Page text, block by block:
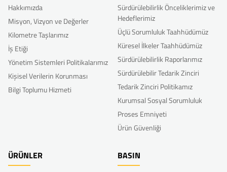
Hakkımızda
Misyon, Vizyon ve Değerler
Kilometre Taşlarımız
İş Etiği
Yönetim Sistemleri Politikalarımız
Kişisel Verilerin Korunması
Bilgi Toplumu Hizmeti
Sürdürülebilirlik Önceliklerimiz ve
Hedeflerimiz
Üçlü Sorumluluk Taahhüdümüz
Küresel İlkeler Taahhüdümüz
Sürdürülebilirlik Raporlarımız
Sürdürülebilir Tedarik Zinciri
Tedarik Zinciri Politikamız
Kurumsal Sosyal Sorumluluk
Proses Emniyeti
Ürün Güvenliği
ÜRÜNLER BASIN